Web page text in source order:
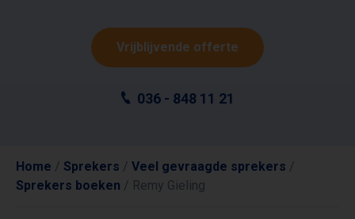
Vrijblijvende offerte
036 - 848 11 21
Home / Sprekers / Veel gevraagde sprekers /
Sprekers boeken / Remy Gieling